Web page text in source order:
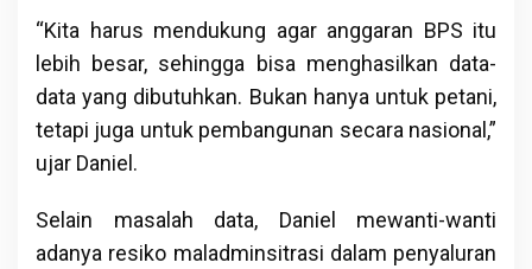
“Kita harus mendukung agar anggaran BPS itu
lebih besar, sehingga bisa menghasilkan data-
data yang dibutuhkan. Bukan hanya untuk petani,
tetapi juga untuk pembangunan secara nasional,”
ujar Daniel.
Selain masalah data, Daniel mewanti-wanti
adanya resiko maladminsitrasi dalam penyaluran